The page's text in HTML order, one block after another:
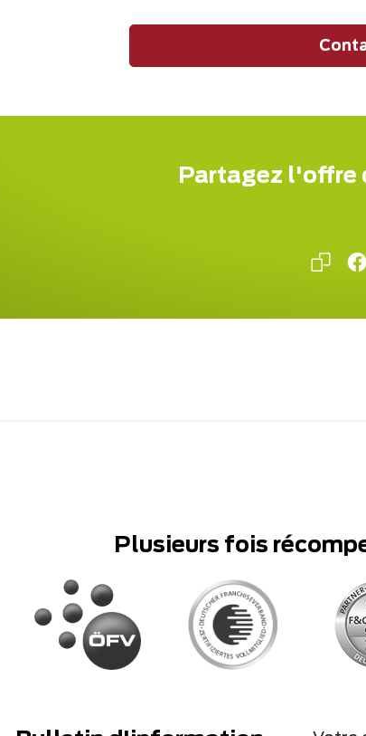
Partagez l'offre
Plusieurs fois